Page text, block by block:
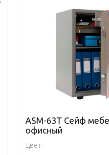
ASM-63T Сейф
офисный
Цвет: